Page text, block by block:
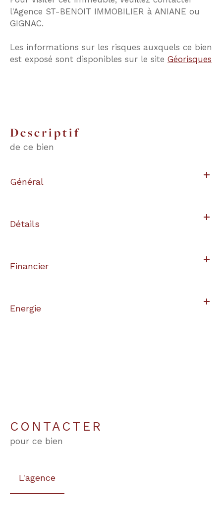
l'Agence ST-BENOIT IMMOBILIER à ANIANE ou
GIGNAC.
Les informations sur les risques auxquels ce bien
est exposé sont disponibles sur le site Géorisques
descriptif
de ce bien
Général
Détails
Financier
Energie
CONTACTER
pour ce bien
L'agence